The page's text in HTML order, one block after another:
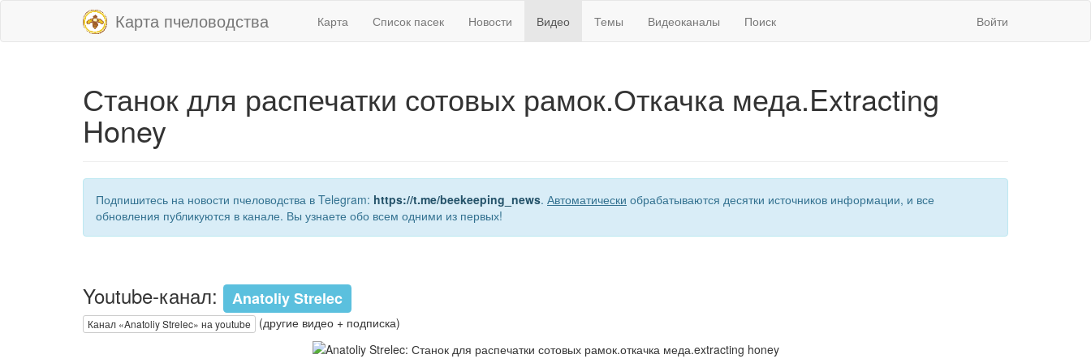
Карта пчеловодства Карта Список пасек Новости Видео Темы Видеоканалы Поиск Войти
Станок для распечатки сотовых рамок.Откачка меда.Extracting
Honey
Подпишитесь на новости пчеловодства в Telegram: https://t.me/beekeeping_news. Автоматически обрабатываются десятки источников информации, и все
обновления публикуются в канале. Вы узнаете обо всем одними из первых!
Youtube-канал: Anatoliy Strelec
Канал «Anatoliy Strelec» на youtube (другие видео + подписка)